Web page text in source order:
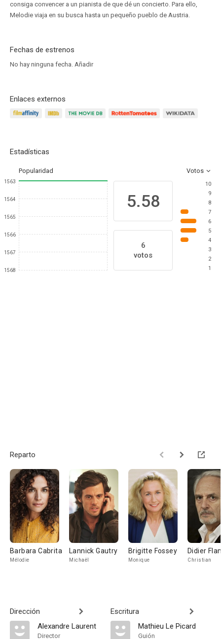
consiga convencer a un pianista de que dé un concierto. Para ello,
Melodie viaja en su busca hasta un pequeño pueblo de Austria.
Fechas de estrenos
No hay ninguna fecha. Añadir
Enlaces externos
Estadísticas
Popularidad Votos
1563
1564
1565
1566
1567
1568
5.58
6
votos
10
9
8
7
6
5
4
3
2
1
Reparto
Barbara Cabrita
Mélodie
Lannick Gautry
Michaël
Brigitte Fossey
Monique
Didier
Christian
Dirección
Alexandre Laurent
Director
Escritura
Mathieu Le Picard
Guión